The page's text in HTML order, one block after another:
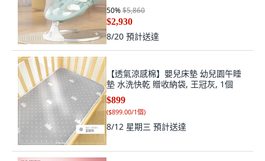
50%$5,860
$2,930
8/20 預計送達
【透氣涼感棉】嬰兒床墊 幼兒園午睡
墊 水洗快乾 贈收納袋, 王冠灰, 1個
$899
($899.00/1個)
8/12 星期三 預計送達